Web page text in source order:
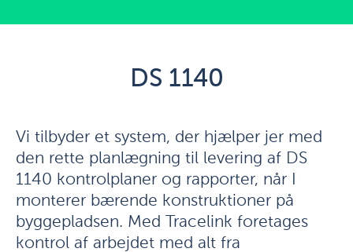
DS 1140
Vi tilbyder et system, der hjælper jer med
den rette planlægning til levering af DS
1140 kontrolplaner og rapporter, når I
monterer bærende konstruktioner på
byggepladsen. Med Tracelink foretages
kontrol af arbejdet med alt fra